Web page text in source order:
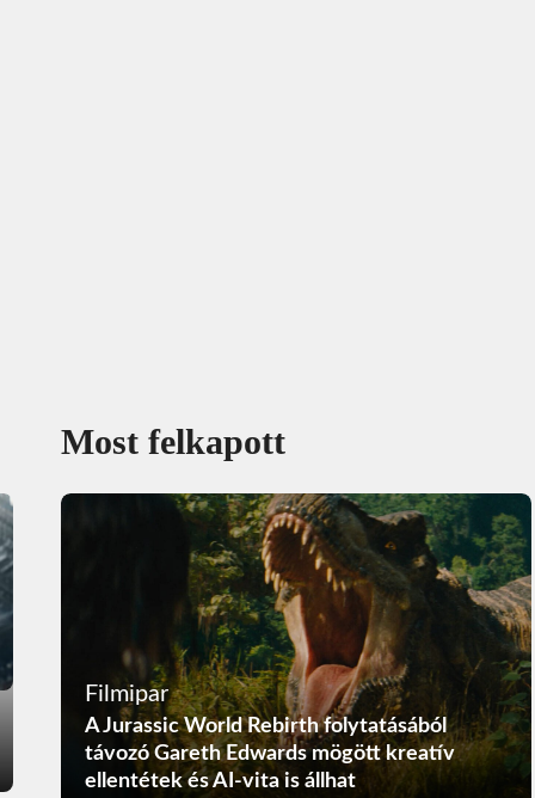
Most felkapott
Filmipar
A Jurassic World Rebirth folytatásából
távozó Gareth Edwards mögött kreatív
ellentétek és AI-vita is állhat